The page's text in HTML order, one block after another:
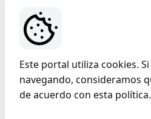
Este portal utiliza cookies.
navegando, consideramos
de acuerdo con esta política.